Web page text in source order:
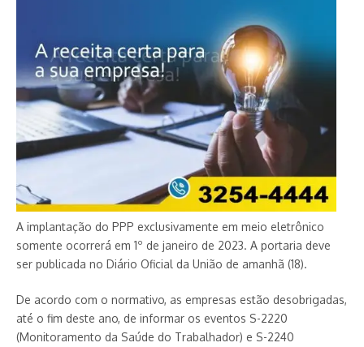
A implantação do PPP exclusivamente em meio eletrônico
somente ocorrerá em 1º de janeiro de 2023. A portaria deve
ser publicada no Diário Oficial da União de amanhã (18).
De acordo com o normativo, as empresas estão desobrigadas,
até o fim deste ano, de informar os eventos S-2220
(Monitoramento da Saúde do Trabalhador) e S-2240